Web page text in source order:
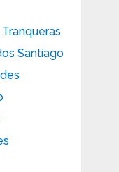
Santiago